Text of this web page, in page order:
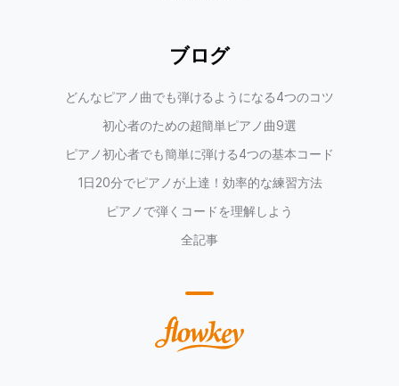
ブログ
どんなピアノ曲でも弾けるようになる4つのコツ
初心者のための超簡単ピアノ曲9選
ピアノ初心者でも簡単に弾ける4つの基本コード
1日20分でピアノが上達！効率的な練習方法
ピアノで弾くコードを理解しよう
全記事